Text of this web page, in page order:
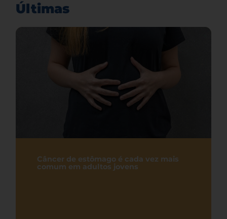
Últimas
Câncer de estômago é cada vez mais
comum em adultos jovens